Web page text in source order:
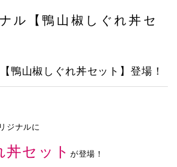
ル【鴨山椒しぐれ丼セ
鴨山椒しぐれ丼セット】登場！
ジナルに
丼セット が登場！